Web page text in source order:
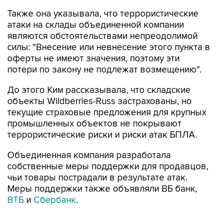
Также она указывала, что террористические
атаки на склады объединенной компании
являются обстоятельствами непреодолимой
силы: "Внесение или невнесение этого пункта в
оферты не имеют значения, поэтому эти
потери по закону не подлежат возмещению".
До этого Ким рассказывала, что складские
объекты Wildberries-Russ застрахованы, но
текущие страховые предложения для крупных
промышленных объектов не покрывают
террористические риски и риски атак БПЛА.
Объединенная компания разработала
собственные меры поддержки для продавцов,
чьи товары пострадали в результате атак.
Меры поддержки также объявляли ВБ банк,
ВТБ и Сбербанк.